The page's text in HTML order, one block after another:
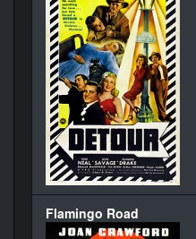
Flamingo Road